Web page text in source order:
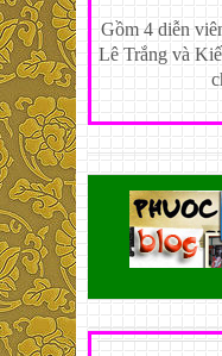
Gồm 4 diễn
Lê Trắng và